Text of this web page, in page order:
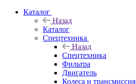
Каталог
Назад
Каталог
Спецтехника
Назад
Спецтехника
Фильтра
Двигатель
Колеса и трансмиссия